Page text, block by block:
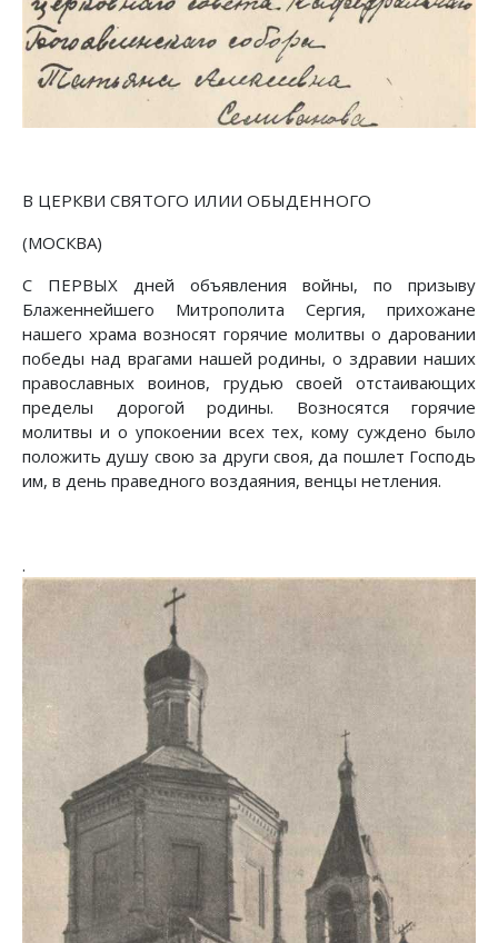
В ЦЕРКВИ СВЯТОГО ИЛИИ ОБЫДЕННОГО
(МОСКВА)
С ПЕРВЫХ дней объявления войны, по призыву
Блаженнейшего Митрополита Сергия, прихожане
нашего храма возносят горячие молитвы о даровании
победы над врагами нашей родины, о здравии наших
православных воинов, грудью своей отстаивающих
пределы дорогой родины. Возносятся горячие
молитвы и о упокоении всех тех, кому суждено было
положить душу свою за други своя, да пошлет Господь
им, в день праведного воздаяния, венцы нетления.
.